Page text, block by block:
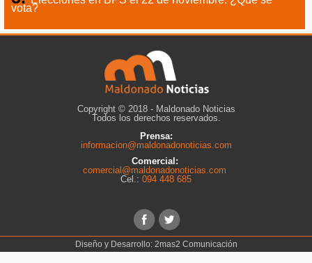
vota?
Copyright © 2018 - Maldonado Noticias
Todos los derechos reservados.
Prensa:
informacion@maldonadonoticias.com
Comercial:
comercial@maldonadonoticias.com
Cel.: 094 448 685
Diseño y Desarrollo: 2mas2 Comunicación